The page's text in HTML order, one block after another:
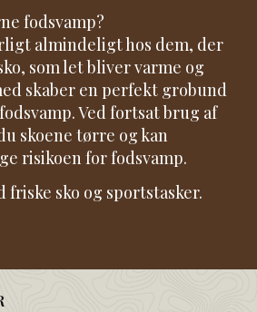
fodsvamp?
almindeligt hos dem, der
som let bliver varme og
skaber en perfekt grobund
Ved fortsat brug af
skoene tørre og kan
risikoen for fodsvamp.
friske sko og sportstasker.